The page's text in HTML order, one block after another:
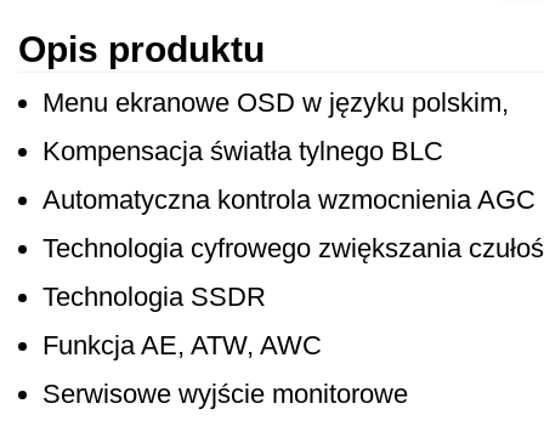
Opis produktu
Menu ekranowe OSD w języku polskim,
Kompensacja światła tylnego BLC
Automatyczna kontrola wzmocnienia AGC
Technologia cyfrowego zwiększania
Technologia SSDR
Funkcja AE, ATW, AWC
Serwisowe wyjście monitorowe